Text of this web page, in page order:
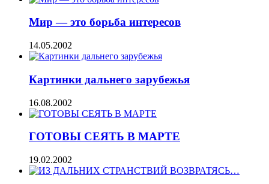
Мир — это борьба интересов
14.05.2002
Картинки дальнего зарубежья
16.08.2002
ГОТОВЫ СЕЯТЬ В МАРТЕ
19.02.2002